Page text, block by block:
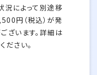
況によって別途移
円（税込）が発
ざいます。詳細は
ださい。